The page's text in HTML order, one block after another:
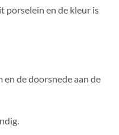
porselein en de kleur is
en de doorsnede aan de